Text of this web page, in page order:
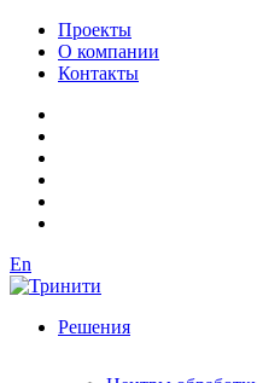
Проекты
О компании
Контакты
En
Решения